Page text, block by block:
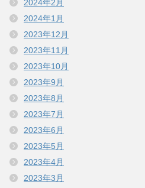
2024年2月
2024年1月
2023年12月
2023年11月
2023年10月
2023年9月
2023年8月
2023年7月
2023年6月
2023年5月
2023年4月
2023年3月